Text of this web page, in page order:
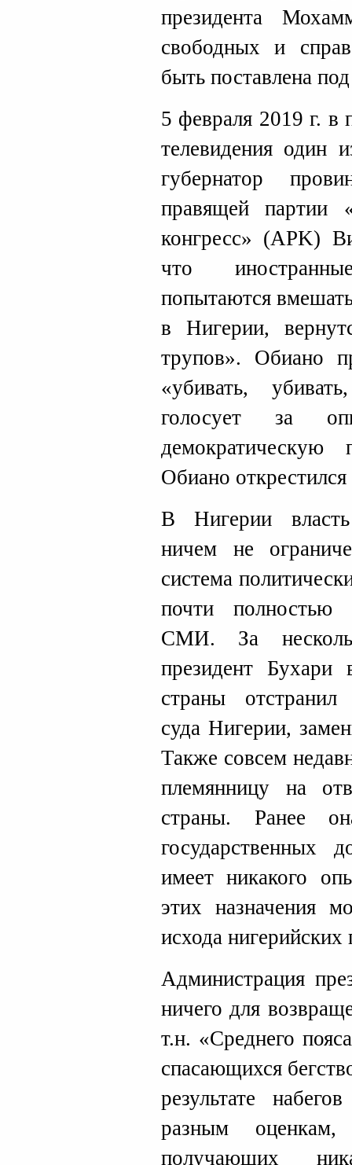
президента
свободных и
быть поставлена
5 февраля 2019 г. в
телевидения один
губернатор
правящей партии
конгресс» (APK)
что
попытаются
в Нигерии,
трупов». Обиано
«убивать,
голосует за
Обиано
В Нигерии власть
ничем не
система
почти полностью
СМИ. За
президент Бухари
страны отстранил
суда Нигерии,
Также совсем
племянницу на
страны. Ранее
государственных
имеет никакого
этих назначения
исхода
Администрация
ничего для
т.н. «Среднего
спасающихся
результате
разным
получающих